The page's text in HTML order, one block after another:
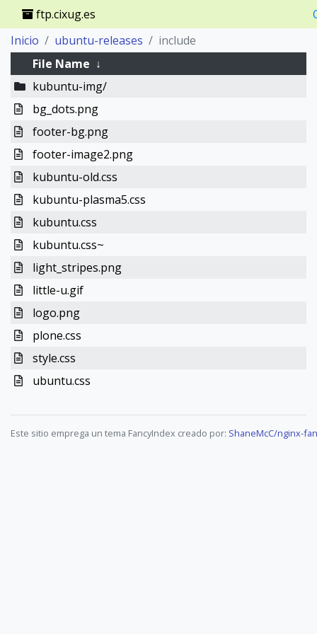
ftp.cixug.es
Inicio
ubuntu-releases
include
File Name ↓
kubuntu-img/
bg_dots.png
footer-bg.png
footer-image2.png
kubuntu-old.css
kubuntu-plasma5.css
kubuntu.css
kubuntu.css~
light_stripes.png
little-u.gif
logo.png
plone.css
style.css
ubuntu.css
Este sitio emprega un tema FancyIndex creado por: ShaneMcC/nginx-